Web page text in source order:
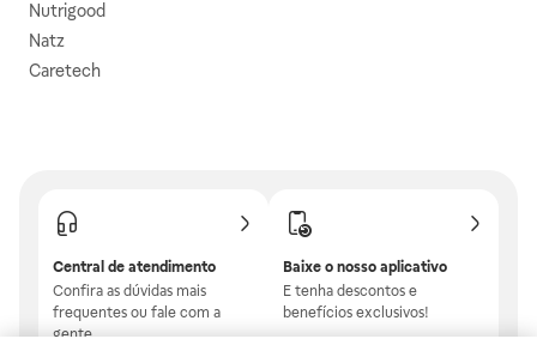
Nutrigood
Natz
Caretech
Central de atendimento
Confira as dúvidas mais
frequentes ou fale com a
gente.
Baixe o nosso aplicativo
E tenha descontos e
benefícios exclusivos!